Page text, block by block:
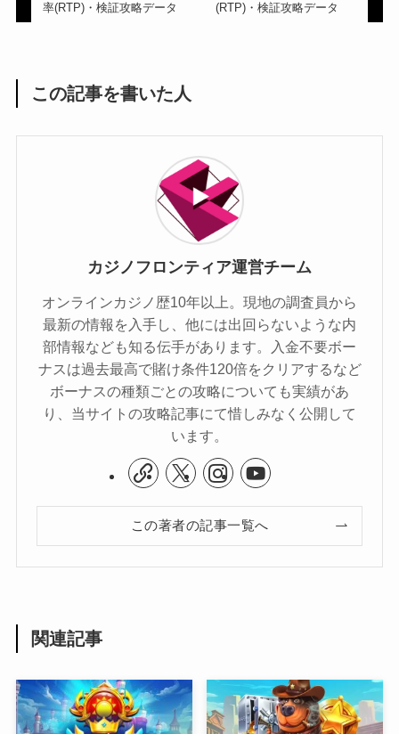
率(RTP)・検証攻略データ
(RTP)・検証攻略データ
この記事を書いた人
カジノフロンティア運営チーム
オンラインカジノ歴10年以上。現地の調査員から
最新の情報を入手し、他には出回らないような内
部情報なども知る伝手があります。入金不要ボー
ナスは過去最高で賭け条件120倍をクリアするなど
ボーナスの種類ごとの攻略についても実績があ
り、当サイトの攻略記事にて惜しみなく公開して
います。
この著者の記事一覧へ
関連記事